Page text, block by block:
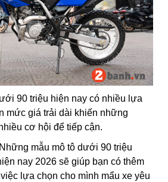
90 triệu hiện nay có nhiều lựa
mức giá trải dài khiến những
cơ hội để tiếp cận.
mẫu mô tô dưới 90 triệu
nay 2026 sẽ giúp bạn có thêm
lựa chọn cho mình mẩu xe yêu